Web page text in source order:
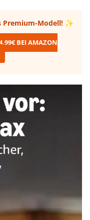
Premium-Modell! ✨
BEI AMAZON